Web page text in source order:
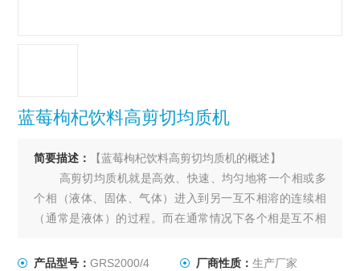
蓝莓枸杞饮料高剪切均质机
简要描述：
【蓝莓枸杞饮料高剪切均质机的概述】
高剪切均质机就是高效、快速、均匀地将一个相或多
个相（液体、固体、气体）进入到另一互不相溶的连续相
（通常是液体）的过程。而在通常情况下各个相是互不相
于转子高速旋转所产生的高切线速度和高频机械效应带来
产品型号：GRS2000/4 厂商性质： 生产厂家